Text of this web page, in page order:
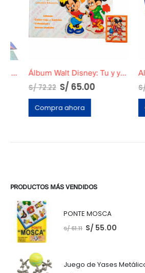
Álbum Walt Disney: Tu y yo en Tapa Blanda
72.22 S/65.00
Compra ahora
PRODUCTOS MÁS VENDIDOS
PONTE MOSCA
S/61.11 S/ 55.00